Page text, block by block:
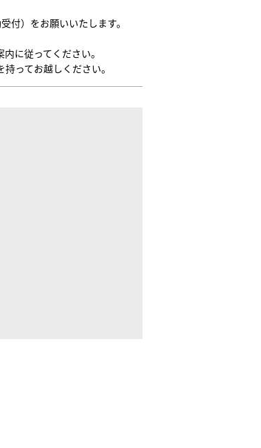
付）をお願いいたします。
に従ってください。
ってお越しください。